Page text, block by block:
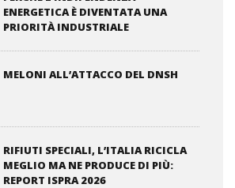
ENERGETICA È DIVENTATA UNA
PRIORITÀ INDUSTRIALE
MELONI ALL’ATTACCO DEL DNSH
RIFIUTI SPECIALI, L’ITALIA RICICLA
MEGLIO MA NE PRODUCE DI PIÙ:
REPORT ISPRA 2026